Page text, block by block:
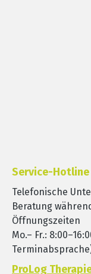
Service-Hotline
Telefonische
Beratung
Öffnungszeiten
Mo.– Fr.:
ProLog